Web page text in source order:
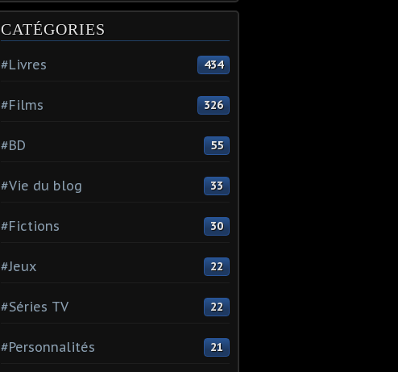
CATÉGORIES
#Livres 434
#Films 326
#BD 55
#Vie du blog 33
#Fictions 30
#Jeux 22
#Séries TV 22
#Personnalités 21